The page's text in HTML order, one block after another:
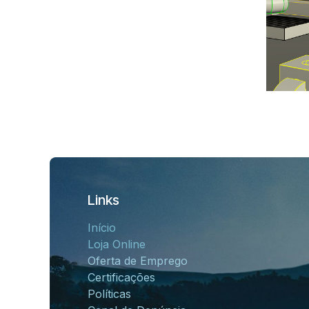
Links
Início
Loja Online
Oferta de Emprego
Certificações
Políticas